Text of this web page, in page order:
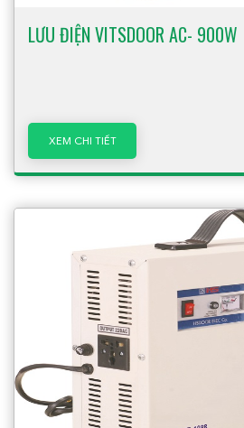
LƯU ĐIỆN VITSDOOR AC- 900W
XEM CHI TIẾT